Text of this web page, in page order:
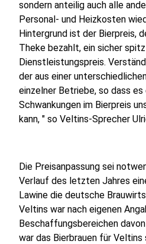
sondern anteilig auch alle
Personal- und Heizkosten
Hintergrund ist der Bierpreis,
Theke bezahlt, ein sicher
Dienstleistungspreis.
der aus einer
einzelner Betriebe, so dass es
Schwankungen im Bierpreis
kann, " so Veltins-Sprecher
Die Preisanpassung sei
Verlauf des letzten Jahres
Lawine die deutsche
Veltins war nach eigenen
Beschaffungsbereichen
war das Bierbrauen für